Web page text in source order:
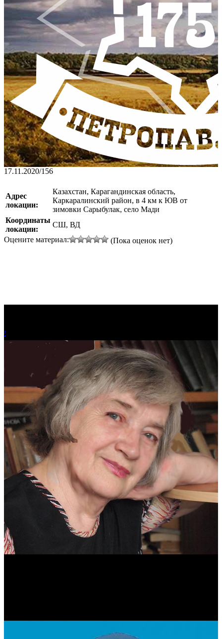
17.11.2020/156
Адрес
локации:
Казахстан, Карагандинская область,
Каркаралинский район, в 4 км к ЮВ от
зимовки Сарыбулак, село Мади
Координаты
локации:
СШ, ВД
Оцените материал:
(Пока оценок нет)
!